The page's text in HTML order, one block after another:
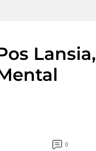
Lansia,
0